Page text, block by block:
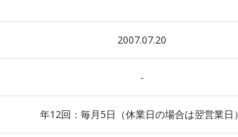
2007.07.20
-
年12回：毎月5日（休業日の場合は翌営業日）